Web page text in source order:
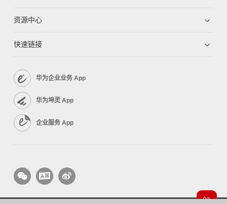
资源中心
快速链接
华为企业业务 App
华为坤灵 App
企业服务 App